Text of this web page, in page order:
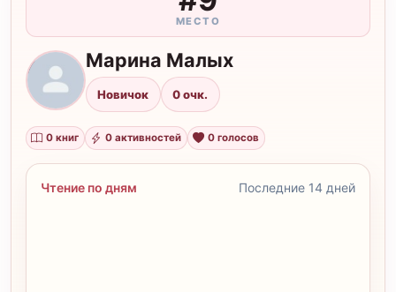
МЕСТО
М Марина Малых
Новичок 0 очк.
0 книг 0 активностей 0 голосов
Чтение по дням Последние 14 дней